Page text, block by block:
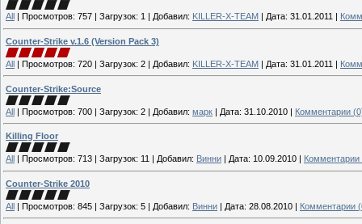
All Просмотров: 757 Загрузок: 1 Добавил: KILLER-X-TEAM Дата: 31.01.2011
Counter-Strike v.1.6 (Version Pack 3)
All | Просмотров: 720 | Загрузок: 2 | Добавил: KILLER-X-TEAM | Дата: 31.01.2011 |
Counter-Strike:Source
All | Просмотров: 700 | Загрузок: 2 | Добавил: марк | Дата: 31.10.2010 | Комментарии
Killing Floor
All Просмотров: 713 Загрузок: 11 Добавил: Винни Дата: 10.09.2010 Комментарии
Counter-Strike 2010
All | Просмотров: 845 | Загрузок: 5 | Добавил: Винни | Дата: 28.08.2010 | Комментарии